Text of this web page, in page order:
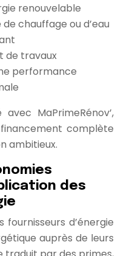
renouvelable
de chauffage ou d’eau
de travaux
performance
MaPrimeRénov’,
complète
ambitieux.
des
fournisseurs d’énergie
auprès de leurs